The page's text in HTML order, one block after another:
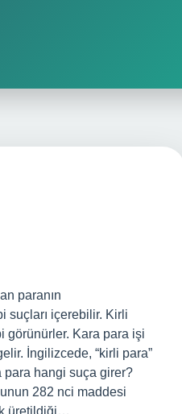
paranın
suçları içerebilir. Kirli
görünürler. Kara para işi
İngilizcede, “kirli para”
para hangi suça girer?
282 nci maddesi
üretildiği…